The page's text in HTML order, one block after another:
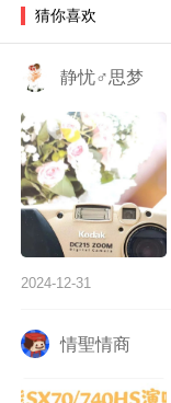
猜你喜欢
静忧♂思梦
2024-12-31
情聖情商